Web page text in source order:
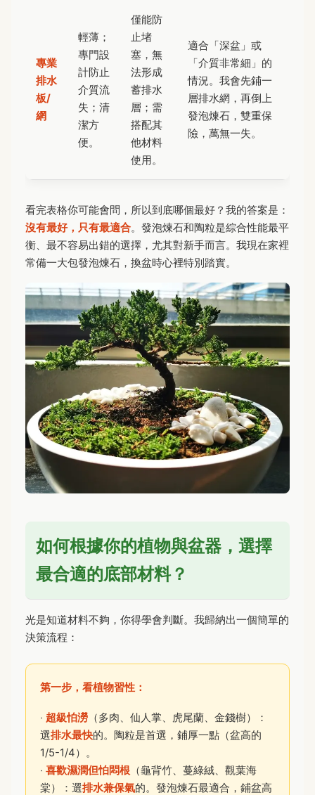
專業
排水
板/
網
輕薄；
專門設
計防止
介質流
失；清
潔方
便。
僅能防
止堵
塞，無
法形成
蓄排水
層；需
搭配其
他材料
使用。
適合「深盆」或
「介質非常細」的
情況。我會先鋪一
層排水網，再倒上
發泡煉石，雙重保
險，萬無一失。
看完表格你可能會問，所以到底哪個最好？我的答案是：
沒有最好，只有最適合。發泡煉石和陶粒是綜合性能最平
衡、最不容易出錯的選擇，尤其對新手而言。我現在家裡
常備一大包發泡煉石，換盆時心裡特別踏實。
如何根據你的植物與盆器，選擇
最合適的底部材料？
光是知道材料不夠，你得學會判斷。我歸納出一個簡單的
決策流程：
第一步，看植物習性：
‧ 超級怕澇 （多肉、仙人掌、虎尾蘭、金錢樹）：
選排水最快的。陶粒是首選，鋪厚一點（盆高的
1/5-1/4）。
‧ 喜歡濕潤但怕悶根 （龜背竹、蔓綠絨、觀葉海
棠）：選排水兼保氣的。發泡煉石最適合，鋪盆高